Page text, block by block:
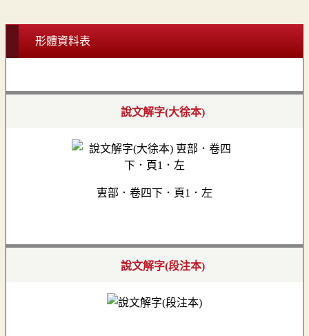
形體資料表
說文解字(大徐本)
叀部．卷四下．頁1．左
說文解字(段注本)